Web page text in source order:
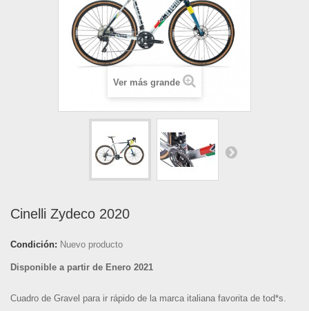
Ver más grande
Cinelli Zydeco 2020
Condición: Nuevo producto
Disponible a partir de Enero 2021
Cuadro de Gravel para ir rápido de la marca italiana favorita de tod*s.